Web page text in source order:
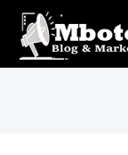
Langsung